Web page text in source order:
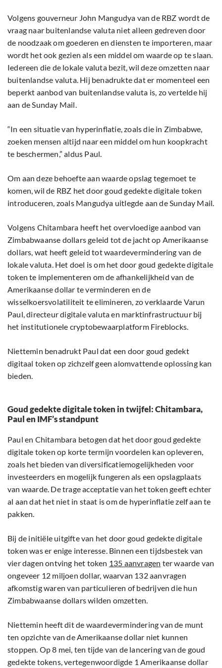
Volgens gouverneur John Mangudya van de RBZ wordt de
vraag naar buitenlandse valuta niet alleen gedreven door
de noodzaak om goederen en diensten te importeren, maar
wordt het ook gezien als een middel om waarde op te slaan.
Iedereen die de lokale valuta bezit, wil deze omzetten naar
buitenlandse valuta. Hij benadrukte dat er momenteel een
beperkt aanbod van buitenlandse valuta is, zo vertelde hij
aan de Sunday Mail.
“In een situatie van hyperinflatie, zoals die in Zimbabwe,
zoeken mensen altijd naar een middel om hun koopkracht
te beschermen,” aldus Paul.
Om aan deze behoefte aan waarde opslag tegemoet te
komen, wil de RBZ het door goud gedekte digitale token
introduceren, zoals Mangudya uitlegde aan de Sunday Mail.
Volgens Chitambara heeft het overvloedige aanbod van
Zimbabwaanse dollars geleid tot de jacht op Amerikaanse
dollars, wat heeft geleid tot waardevermindering van de
lokale valuta. Het doel is om het door goud gedekte digitale
token te implementeren om de afhankelijkheid van de
Amerikaanse dollar te verminderen en de
wisselkoersvolatiliteit te elimineren, zo verklaarde Varun
Paul, directeur digitale valuta en marktinfrastructuur bij
het institutionele cryptobewaarplatform Fireblocks.
Niettemin benadrukt Paul dat een door goud gedekt
digitaal token op zichzelf geen alomvattende oplossing kan
bieden.
Goud gedekte digitale token in twijfel: Chitambara,
Paul en IMF’s standpunt
Paul en Chitambara betogen dat het door goud gedekte
digitale token op korte termijn voordelen kan opleveren,
zoals het bieden van diversificatiemogelijkheden voor
investeerders en mogelijk fungeren als een opslagplaats
van waarde. De trage acceptatie van het token geeft echter
al aan dat het niet in staat is om de hyperinflatie zelf aan te
pakken.
Bij de initiële uitgifte van het door goud gedekte digitale
token was er enige interesse. Binnen een tijdsbestek van
vier dagen ontving het token 135 aanvragen ter waarde van
ongeveer 12 miljoen dollar, waarvan 132 aanvragen
afkomstig waren van particulieren of bedrijven die hun
Zimbabwaanse dollars wilden omzetten.
Niettemin heeft dit de waardevermindering van de munt
ten opzichte van de Amerikaanse dollar niet kunnen
stoppen. Op 8 mei, ten tijde van de lancering van de goud
gedekte tokens, vertegenwoordigde 1 Amerikaanse dollar